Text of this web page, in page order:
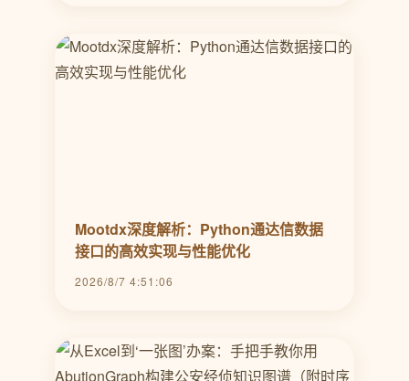
Mootdx深度解析：Python通达信数据
接口的高效实现与性能优化
2026/8/7 4:51:06